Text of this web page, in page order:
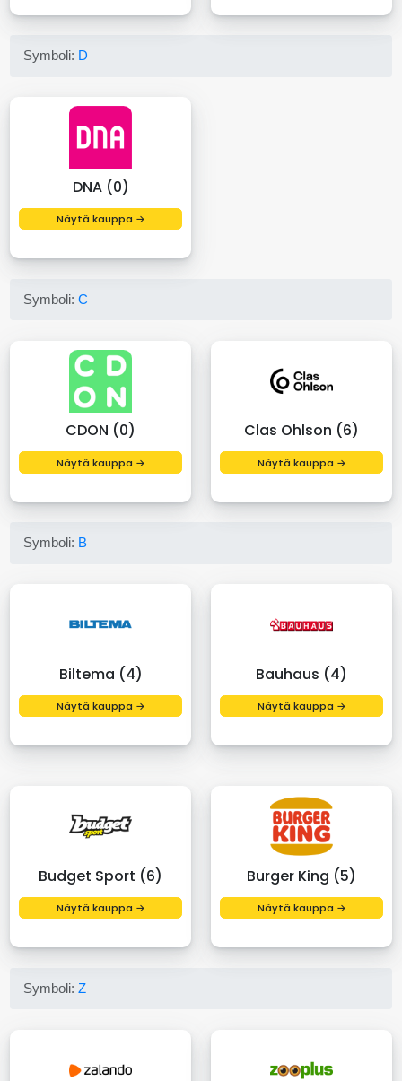
Symboli: D
DNA (0)
Näytä kauppa →
Symboli:C
CDON (0)
Näytä kauppa →
Clas Ohlson (6)
Näytä kauppa →
Symboli: B
Biltema (4)
Näytä kauppa →
Bauhaus (4)
Näytä kauppa →
Budget Sport (6)
Näytä kauppa →
Burger King (5)
Näytä kauppa →
Symboli:Z